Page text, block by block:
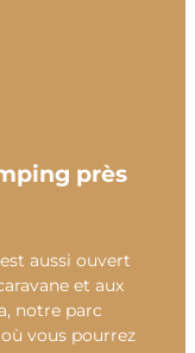
près
aussi ouvert
et aux
notre parc
vous pourrez